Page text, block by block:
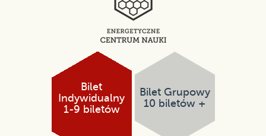
Bilet
Indywidualny
1-9 biletów
Bilet Grupowy
10 biletów +